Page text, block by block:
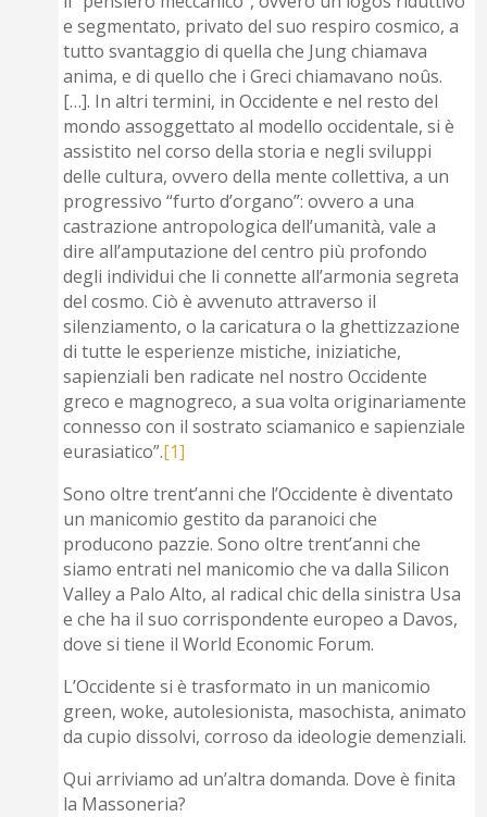
e segmentato, privato del suo respiro cosmico, a
tutto svantaggio di quella che Jung chiamava
anima, e di quello che i Greci chiamavano noûs.
[…]. In altri termini, in Occidente e nel resto del
mondo assoggettato al modello occidentale, si è
assistito nel corso della storia e negli sviluppi
delle cultura, ovvero della mente collettiva, a un
progressivo “furto d’organo”: ovvero a una
castrazione antropologica dell’umanità, vale a
dire all’amputazione del centro più profondo
degli individui che li connette all’armonia segreta
del cosmo. Ciò è avvenuto attraverso il
silenziamento, o la caricatura o la ghettizzazione
di tutte le esperienze mistiche, iniziatiche,
sapienziali ben radicate nel nostro Occidente
greco e magnogreco, a sua volta originariamente
connesso con il sostrato sciamanico e sapienziale
eurasiatico”.[1]
Sono oltre trent’anni che l’Occidente è diventato
un manicomio gestito da paranoici che
producono pazzie. Sono oltre trent’anni che
siamo entrati nel manicomio che va dalla Silicon
Valley a Palo Alto, al radical chic della sinistra Usa
e che ha il suo corrispondente europeo a Davos,
dove si tiene il World Economic Forum.
L’Occidente si è trasformato in un manicomio
green, woke, autolesionista, masochista, animato
da cupio dissolvi, corroso da ideologie demenziali.
Qui arriviamo ad un’altra domanda. Dove è finita
la Massoneria?